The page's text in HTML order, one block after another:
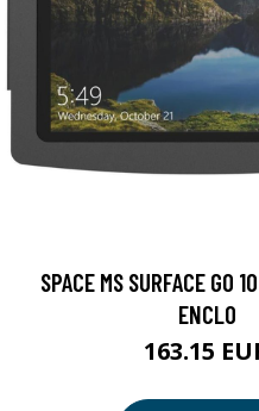
SPACE MS SURFACE GO
ENCLO
163.15